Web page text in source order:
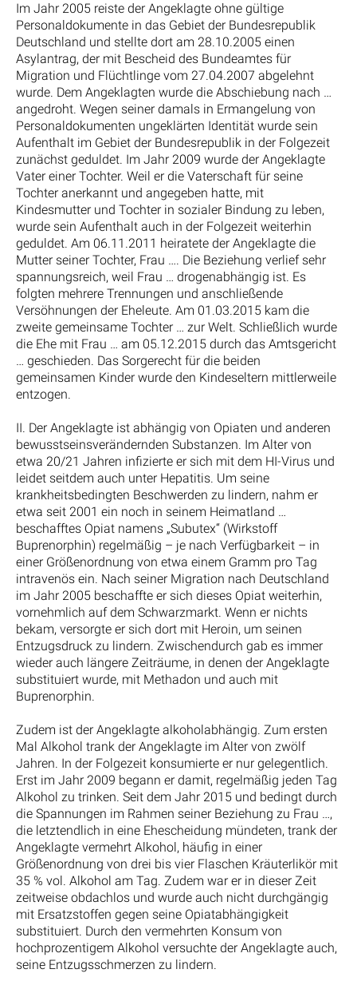
Im Jahr 2005 reiste der Angeklagte ohne gültige
Personaldokumente in das Gebiet der Bundesrepublik
Deutschland und stellte dort am 28.10.2005 einen
Asylantrag, der mit Bescheid des Bundeamtes für
Migration und Flüchtlinge vom 27.04.2007 abgelehnt
wurde. Dem Angeklagten wurde die Abschiebung nach …
angedroht. Wegen seiner damals in Ermangelung von
Personaldokumenten ungeklärten Identität wurde sein
Aufenthalt im Gebiet der Bundesrepublik in der Folgezeit
zunächst geduldet. Im Jahr 2009 wurde der Angeklagte
Vater einer Tochter. Weil er die Vaterschaft für seine
Tochter anerkannt und angegeben hatte, mit
Kindesmutter und Tochter in sozialer Bindung zu leben,
wurde sein Aufenthalt auch in der Folgezeit weiterhin
geduldet. Am 06.11.2011 heiratete der Angeklagte die
Mutter seiner Tochter, Frau …. Die Beziehung verlief sehr
spannungsreich, weil Frau … drogenabhängig ist. Es
folgten mehrere Trennungen und anschließende
Versöhnungen der Eheleute. Am 01.03.2015 kam die
zweite gemeinsame Tochter … zur Welt. Schließlich wurde
die Ehe mit Frau … am 05.12.2015 durch das Amtsgericht
… geschieden. Das Sorgerecht für die beiden
gemeinsamen Kinder wurde den Kindeseltern mittlerweile
entzogen.
II. Der Angeklagte ist abhängig von Opiaten und anderen
bewusstseinsverändernden Substanzen. Im Alter von
etwa 20/21 Jahren infizierte er sich mit dem HI-Virus und
leidet seitdem auch unter Hepatitis. Um seine
krankheitsbedingten Beschwerden zu lindern, nahm er
etwa seit 2001 ein noch in seinem Heimatland …
beschafftes Opiat namens „Subutex“ (Wirkstoff
Buprenorphin) regelmäßig – je nach Verfügbarkeit – in
einer Größenordnung von etwa einem Gramm pro Tag
intravenös ein. Nach seiner Migration nach Deutschland
im Jahr 2005 beschaffte er sich dieses Opiat weiterhin,
vornehmlich auf dem Schwarzmarkt. Wenn er nichts
bekam, versorgte er sich dort mit Heroin, um seinen
Entzugsdruck zu lindern. Zwischendurch gab es immer
wieder auch längere Zeiträume, in denen der Angeklagte
substituiert wurde, mit Methadon und auch mit
Buprenorphin.
Zudem ist der Angeklagte alkoholabhängig. Zum ersten
Mal Alkohol trank der Angeklagte im Alter von zwölf
Jahren. In der Folgezeit konsumierte er nur gelegentlich.
Erst im Jahr 2009 begann er damit, regelmäßig jeden Tag
Alkohol zu trinken. Seit dem Jahr 2015 und bedingt durch
die Spannungen im Rahmen seiner Beziehung zu Frau …,
die letztendlich in eine Ehescheidung mündeten, trank der
Angeklagte vermehrt Alkohol, häufig in einer
Größenordnung von drei bis vier Flaschen Kräuterlikör mit
35 % vol. Alkohol am Tag. Zudem war er in dieser Zeit
zeitweise obdachlos und wurde auch nicht durchgängig
mit Ersatzstoffen gegen seine Opiatabhängigkeit
substituiert. Durch den vermehrten Konsum von
hochprozentigem Alkohol versuchte der Angeklagte auch,
seine Entzugsschmerzen zu lindern.